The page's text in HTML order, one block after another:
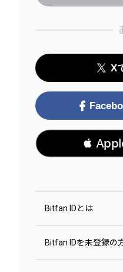
X
 Apple
Bitfan IDとは
Bitfan IDを未登録の